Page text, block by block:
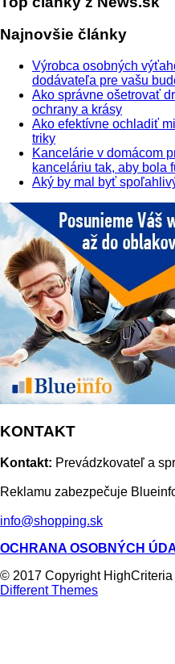
Najnovšie články
Výrobca osobných
dodávateľa pre vašu
Ako správne ošetrovať
ochrany a krásy
Ako efektívne ochladiť
triky
Kancelárie v domácom
kanceláriu tak, aby bola
Aký by mal byť
KONTAKT
Kontakt: Prevádzkovateľ a
Reklamu zabezpečuje
info@shopping.sk
OCHRANA OSOBNÝCH
© 2017 Copyright
Different Themes